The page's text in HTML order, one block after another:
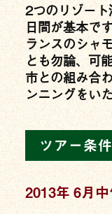
2つのリゾー
日間が基本で
ランスのシャ
とも勿論、可
市との組み合
ンニングをい
ツアー条件
2013年 6月